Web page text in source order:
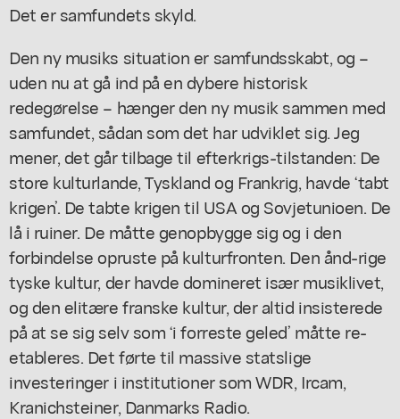
Det er samfundets skyld.
Den ny musiks situation er samfundsskabt, og –
uden nu at gå ind på en dybere historisk
redegørelse – hænger den ny musik sammen med
samfundet, sådan som det har udviklet sig. Jeg
mener, det går tilbage til efterkrigs-tilstanden: De
store kulturlande, Tyskland og Frankrig, havde ‘tabt
krigen’. De tabte krigen til USA og Sovjetunioen. De
lå i ruiner. De måtte genopbygge sig og i den
forbindelse opruste på kulturfronten. Den ånd-rige
tyske kultur, der havde domineret især musiklivet,
og den elitære franske kultur, der altid insisterede
på at se sig selv som ‘i forreste geled’ måtte re-
etableres. Det førte til massive statslige
investeringer i institutioner som WDR, Ircam,
Kranichsteiner, Danmarks Radio.